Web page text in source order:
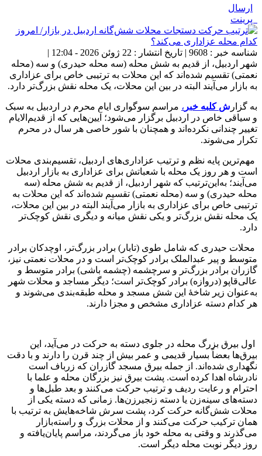
ارسال
پرینت
شناسه خبر : 9608 | تاریخ انتشار : 22 ژوئن 2026 - 12:04 |
شهر اردبیل، از قدیم به شش محله (سه محله حیدری) و سه (محله
نعمتی) تقسیم شده‌اند که این محلات به ترتیبی خاص برای عزاداری
به بازار می‌آیند البته در بین این محلات، یک محله نقش بزرگ‌تر دارد.
به گزار ش کلبه خبر ، مراسم سوگواری ایام محرم در اردبیل به سبک
و سیاقی خاص در اردبیل برگزار می‌شود؛ آیین‌هایی که از قدیم‌الایام
تغییر چندانی نکرده‌اند و همچنان با شور خاصی هر سال در محرم
تکرار می‌شوند.
مهم‌ترین پایه نظم و ترتیب عزاداری‌های اردبیل، تقسیم‌بندی محلات
است و هر روز یک محله با شعباتش برای عزاداری به بازار اردبیل
می‌آیند؛ به‌این‌ترتیب که شهر اردبیل، از قدیم به شش محله (سه
محله حیدری) و سه (محله نعمتی) تقسیم شده‌اند که این محلات به
ترتیبی خاص برای عزاداری به بازار می‌آیند البته در بین این محلات،
یک محله نقش بزرگ‌تر و یکی نقش میانه و دیگری نقش کوچک‌تر
دارد.
محلات حیدری که شامل طوی (تابار) برادر بزرگ‌تر، اوچدکان برادر
متوسط و پیر عبدالملک برادر کوچک‌تر است و در محلات نعمتی نیز،
گازران برادر بزرگ‌تر و سرچشمه (چشمه باشی) برادر متوسط و
عالی‌قاپو (دروازه) برادر کوچک‌تر است؛ دیگر مساجد و محلات شهر
به‌عنوان زیر شاخهٔ این شش مسجد و محله طبقه‌بندی می‌شوند و
هر کدام دسته عزاداری مشخص و مجزا دارند.
اول بیرق بزرگ محله در جلوی دسته به حرکت در می‌آید، این
بیرق‌ها بعضاً بسیار قدیمی و عمر بیش از چند قرن را دارند و با دقت
نگهداری شده‌اند. از جمله بیرق مسجد گازران که زرباف است
نادرشاه اهدا کرده است. پشت بیرق نیز بزرگان محله و علما با
احترام و رعایت ردیف و ترتیب حرکت می‌کنند و بعد طبل‌ها و
دسته‌های سینه‌زن یا دسته زنجیرزن‌ها. زمانی که دسته یکی از
محلات شش‌گانه حرکت کرد، پشت سرش شاخه‌هایش به ترتیب با
همان ترکیب حرکت می‌کنند و از محلات بزرگ و راسته‌بازار
می‌گذرند و وقتی به محله خود باز می‌گردند، مراسم پایان‌یافته و
روز دیگر نوبت محله دیگر است.